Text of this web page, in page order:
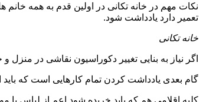
نکات مهم در خانه تکانی در اولین قدم به همه خانم
تعمیر دارد یادداشت شود.
خانه تکانی
اگر نیاز به بنایی تغییر دکوراسیون نقاشی در منزل
گام بعدی یادداشت کردن تمام کارهایی است که
کلیه اقلامی هم که باید خریده شود اعم از لباس یا